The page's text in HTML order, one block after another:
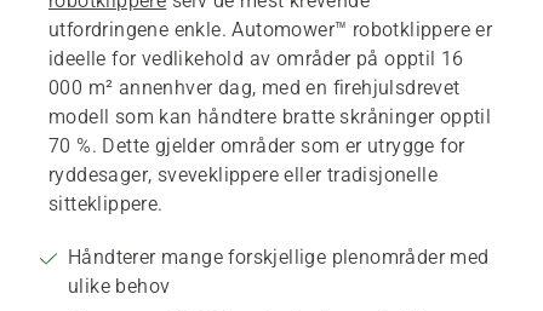
utfordringene enkle. Automower™ robotklippere er
ideelle for vedlikehold av områder på opptil 16
000 m² annenhver dag, med en firehjulsdrevet
modell som kan håndtere bratte skråninger opptil
70 %. Dette gjelder områder som er utrygge for
ryddesager, sveveklippere eller tradisjonelle
sitteklippere.
Håndterer mange forskjellige plenområder med
ulike behov